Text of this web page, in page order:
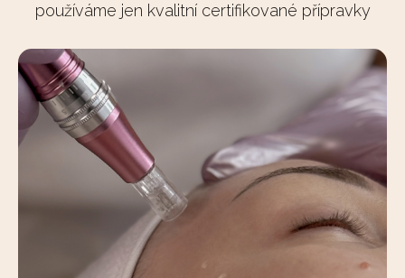
používáme jen kvalitní certifikované přípravky